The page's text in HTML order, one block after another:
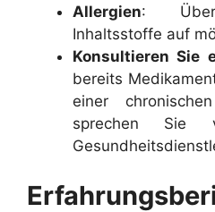
Allergien:
Inhaltsstoffe auf
Konsultieren Sie
bereits
einer
sprechen Sie